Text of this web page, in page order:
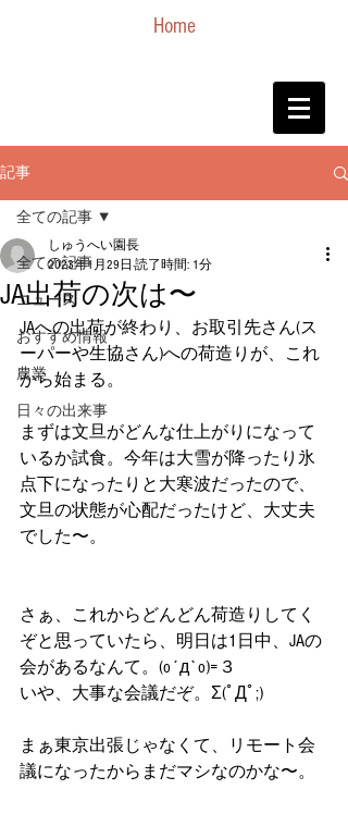
Home
記事
全ての記事
ニュース
おすすめ情報
農業
日々の出来事
全ての記事
JA出荷の次は〜
しゅうへい園長
2023年1月29日 読了時間: 1分
JAへの出荷が終わり、お取引先さん(ス
ーパーや生協さん)への荷造りが、これ
から始まる。
まずは文旦がどんな仕上がりになって
いるか試食。今年は大雪が降ったり氷
点下になったりと大寒波だったので、
文旦の状態が心配だったけど、大丈夫
でした〜。
さぁ、これからどんどん荷造りしてく
ぞと思っていたら、明日は1日中、JAの
会があるなんて。(o´д`o)=３
いや、大事な会議だぞ。Σ(ﾟДﾟ;)
まぁ東京出張じゃなくて、リモート会
議になったからまだマシなのかな〜。